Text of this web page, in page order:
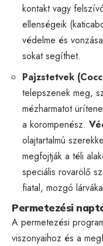
kontakt vagy
ellenségeik
védelme és
sokat segíthet.
Pajzstetvek
telepszenek meg,
mézharmatot
a korompenész.
olajtartalmú
megfojtják a téli
speciális rovarölő
fiatal, mozgó
Permetezési
A permetezési
viszonyaihoz és a